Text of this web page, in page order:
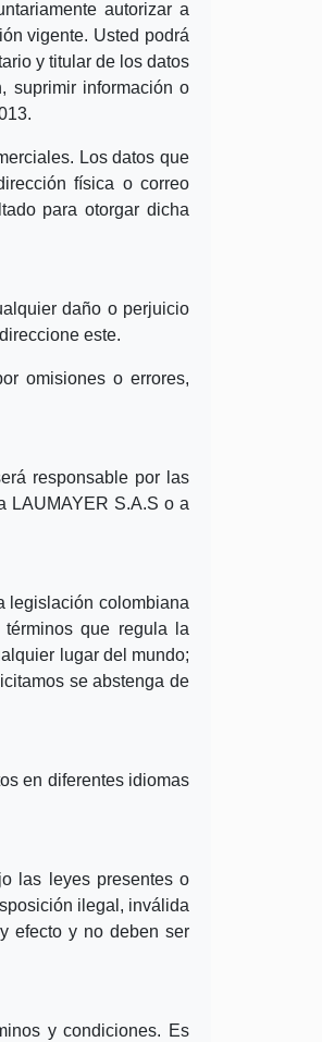
autorizar a
vigente. Usted podrá
y titular de los datos
suprimir información o
Los datos que
física o correo
para otorgar dicha
daño o perjuicio
este.
omisiones o errores,
responsable por las
LAUMAYER S.A.S o a
legislación colombiana
que regula la
lugar del mundo;
se abstenga de
en diferentes idiomas
las leyes presentes o
ilegal, inválida
efecto y no deben ser
y condiciones. Es